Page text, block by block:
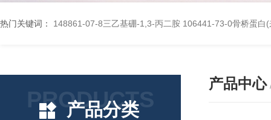
热门关键词： 148861-07-8三乙基硼-1,3-丙二胺 106441-73-0骨桥蛋白
PRODUCTS
产品分类
产品中心